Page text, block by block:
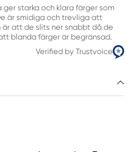
ger starka och klara färger som
är smidiga och trevliga att
att de slits ner snabbt då de
blanda färger är begränsad.
Verified by Trustvoice